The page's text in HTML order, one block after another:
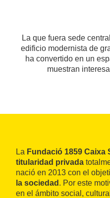
La que fuera sede
edificio modernista de
ha convertido en un
muestran
La Fundació 1859 Caixa
titularidad privada
nació en 2013 con el
la sociedad . Por este
en el ámbito social,